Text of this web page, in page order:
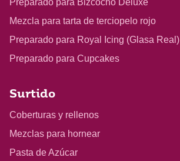
Preparado para Bizcocho Deluxe
Mezcla para tarta de terciopelo rojo
Preparado para Royal Icing (Glasa Real)
Preparado para Cupcakes
Surtido
Coberturas y rellenos
Mezclas para hornear
Pasta de Azúcar